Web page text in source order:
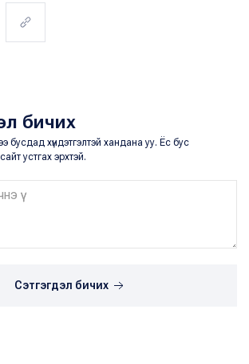
бичих
бусдад хүндэтгэлтэй хандана уу. Ёс бус
устгах эрхтэй.
Сэтгэгдэл бичих